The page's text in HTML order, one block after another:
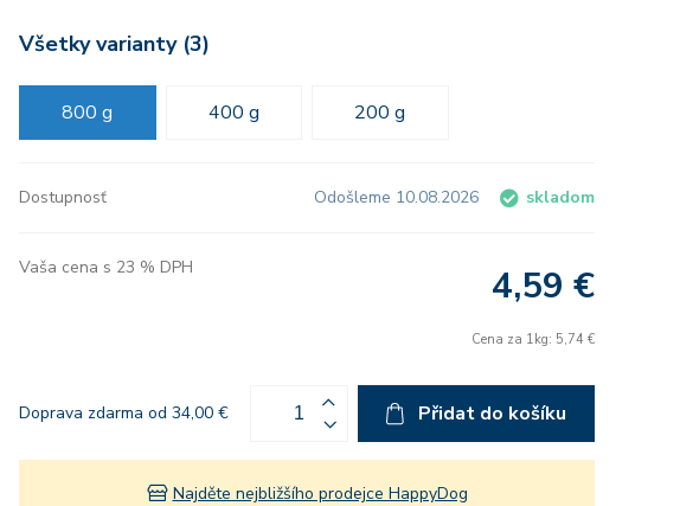
Všetky varianty (3)
800 g 400 g 200 g
Dostupnosť Odošleme 10.08.2026 skladom
Vaša cena s 23 % DPH 4,59 €
Cena za 1kg: 5,74 €
Doprava zdarma od 34,00 € Přidat do košíku
Najděte nejbližšího prodejce HappyDog